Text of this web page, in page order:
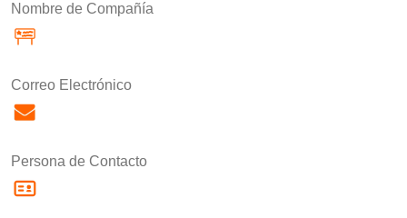
Nombre de Compañía
Correo Electrónico
Persona de Contacto